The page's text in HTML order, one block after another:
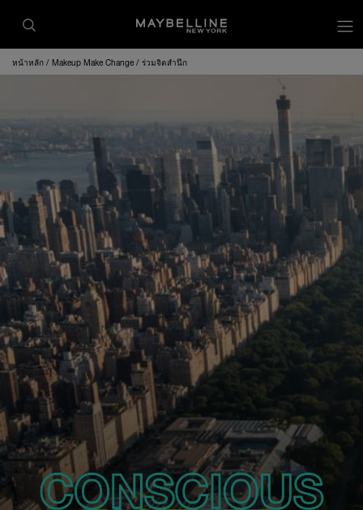
หน้าหลัก Makeup Make Change ร่วมจิตสำนึก